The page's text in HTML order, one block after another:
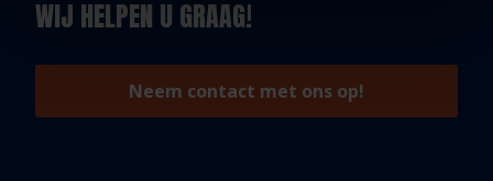
WIJ HELPEN U GRAAG!
Neem contact met ons op!